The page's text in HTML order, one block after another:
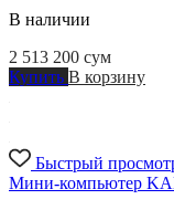
В наличии
2 513 200 сум
Купить В корзину
Быстрый
Мини-компьютер